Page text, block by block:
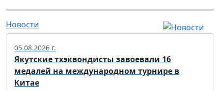
Новости
05.08.2026 г.
Якутские тхэквондисты завоевали 16
медалей на международном турнире в
Китае